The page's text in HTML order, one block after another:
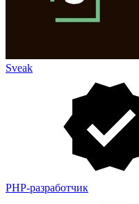
Sveak
PHP-разработчик